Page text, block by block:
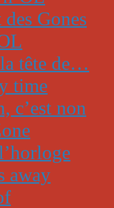
Gones
tête de…
time
c’est non
away